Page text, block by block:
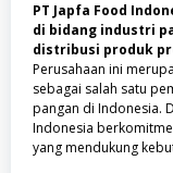
PT Japfa Food
di bidang industri
distribusi produk
Perusahaan ini
sebagai salah satu
pangan di Indonesia.
Indonesia
yang mendukung